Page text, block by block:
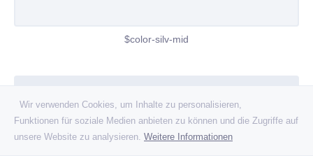
Wir verwenden Cookies, um Inhalte zu personalisieren,
Funktionen für soziale Medien anbieten zu können und die Zugriffe auf
unsere Website zu analysieren. Weitere Informationen
$color-silv-mid
$color-silv-dark